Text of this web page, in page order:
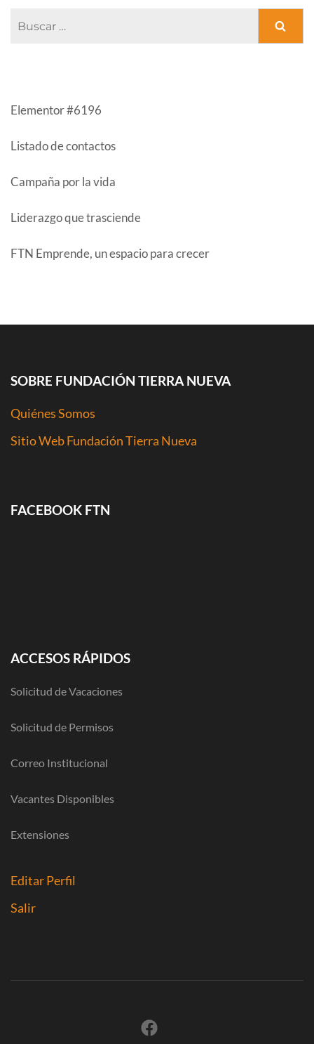
Elementor #6196
Listado de contactos
Campaña por la vida
Liderazgo que trasciende
FTN Emprende, un espacio para crecer
SOBRE FUNDACIÓN TIERRA NUEVA
Quiénes Somos
Sitio Web Fundación Tierra Nueva
FACEBOOK FTN
ACCESOS RÁPIDOS
Solicitud de Vacaciones
Solicitud de Permisos
Correo Institucional
Vacantes Disponibles
Extensiones
Editar Perfil
Salir